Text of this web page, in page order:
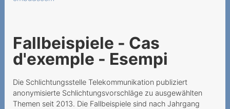
Fallbeispiele - Cas
d'exemple - Esempi
Die Schlichtungsstelle Telekommunikation publiziert
anonymisierte Schlichtungsvorschläge zu ausgewählten
Themen seit 2013. Die Fallbeispiele sind nach Jahrgang
Falsche Lieferung von
Mobilgeräten
Neue AGB für
Geschäftskunden nicht
anwendbar